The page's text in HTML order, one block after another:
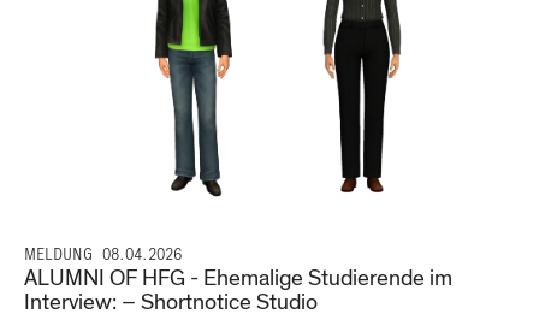
MELDUNG 08.04.2026
ALUMNI OF HFG - Ehemalige Studierende im
Interview: – Shortnotice Studio